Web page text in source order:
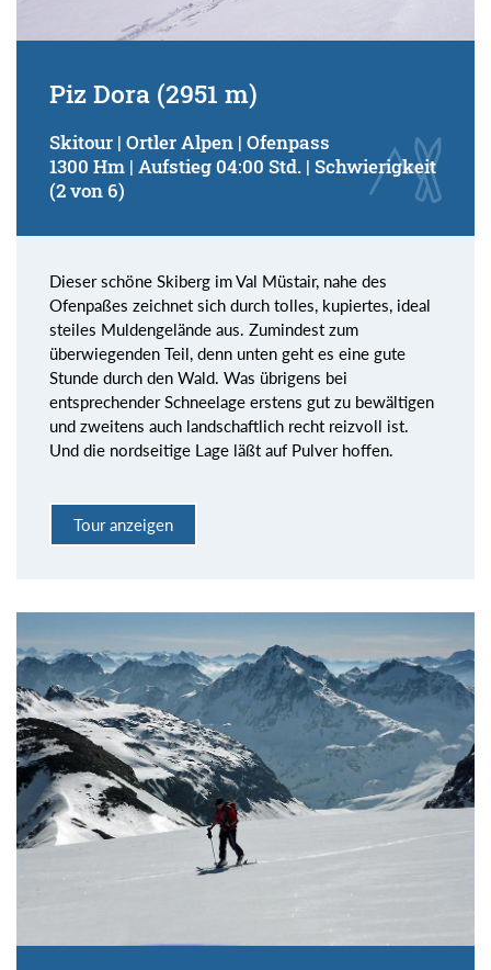
Piz Dora (2951 m)
Skitour | Ortler Alpen | Ofenpass
1300 Hm | Aufstieg 04:00 Std. | Schwierigkeit
(2 von 6)
Dieser schöne Skiberg im Val Müstair, nahe des
Ofenpaßes zeichnet sich durch tolles, kupiertes, ideal
steiles Muldengelände aus. Zumindest zum
überwiegenden Teil, denn unten geht es eine gute
Stunde durch den Wald. Was übrigens bei
entsprechender Schneelage erstens gut zu bewältigen
und zweitens auch landschaftlich recht reizvoll ist.
Und die nordseitige Lage läßt auf Pulver hoffen.
Tour anzeigen